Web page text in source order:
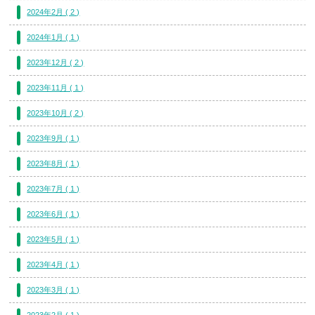
2024年2月 ( 2 )
2024年1月 ( 1 )
2023年12月 ( 2 )
2023年11月 ( 1 )
2023年10月 ( 2 )
2023年9月 ( 1 )
2023年8月 ( 1 )
2023年7月 ( 1 )
2023年6月 ( 1 )
2023年5月 ( 1 )
2023年4月 ( 1 )
2023年3月 ( 1 )